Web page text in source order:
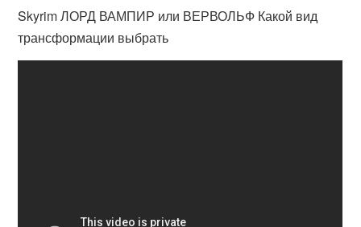
Skyrim ЛОРД ВАМПИР или ВЕРВОЛЬФ Какой вид
трансформации выбрать